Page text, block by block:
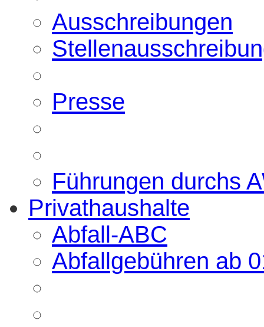
Ausschreibungen
Presse
Führungen durchs
Privathaushalte
Abfall-ABC
Abfallgebühren ab